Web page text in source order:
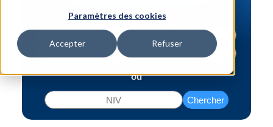
Paramètres des cookies
Accepter Refuser
ou
Chercher